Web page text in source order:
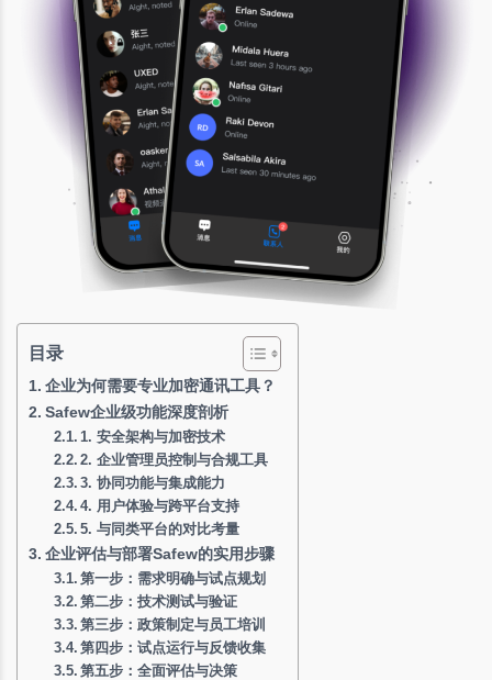
目录
企业为何需要专业加密通讯工具？
Safew企业级功能深度剖析
1. 安全架构与加密技术
2. 企业管理员控制与合规工具
3. 协同功能与集成能力
4. 用户体验与跨平台支持
5. 与同类平台的对比考量
企业评估与部署Safew的实用步骤
第一步：需求明确与试点规划
第二步：技术测试与验证
第三步：政策制定与员工培训
第四步：试点运行与反馈收集
第五步：全面评估与决策